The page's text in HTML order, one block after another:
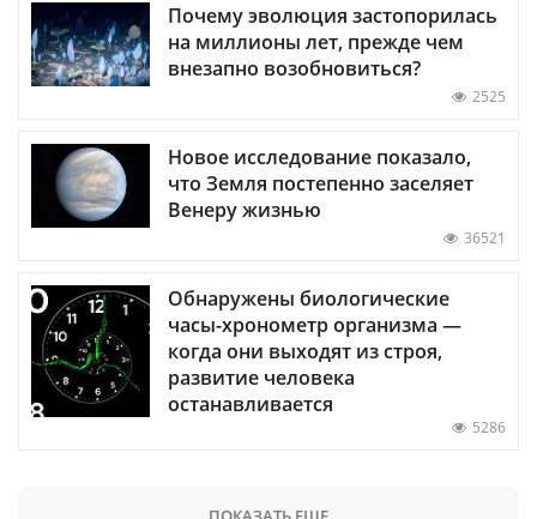
Почему эволюция застопорилась
на миллионы лет, прежде чем
внезапно возобновиться?
2525
Новое исследование показало,
что Земля постепенно заселяет
Венеру жизнью
36521
Обнаружены биологические
часы-хронометр организма —
когда они выходят из строя,
развитие человека
останавливается
5286